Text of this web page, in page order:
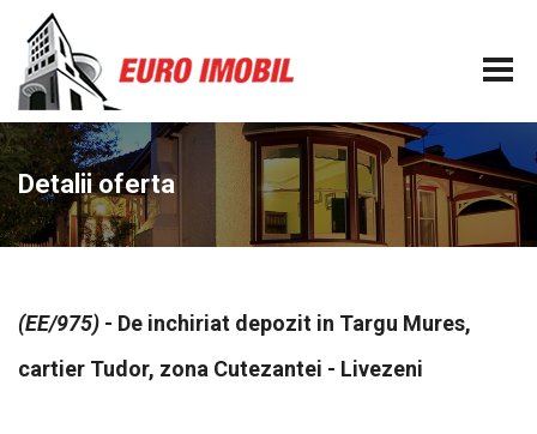
Detalii oferta
(EE/975) - De inchiriat depozit in Targu Mures,
cartier Tudor, zona Cutezantei - Livezeni